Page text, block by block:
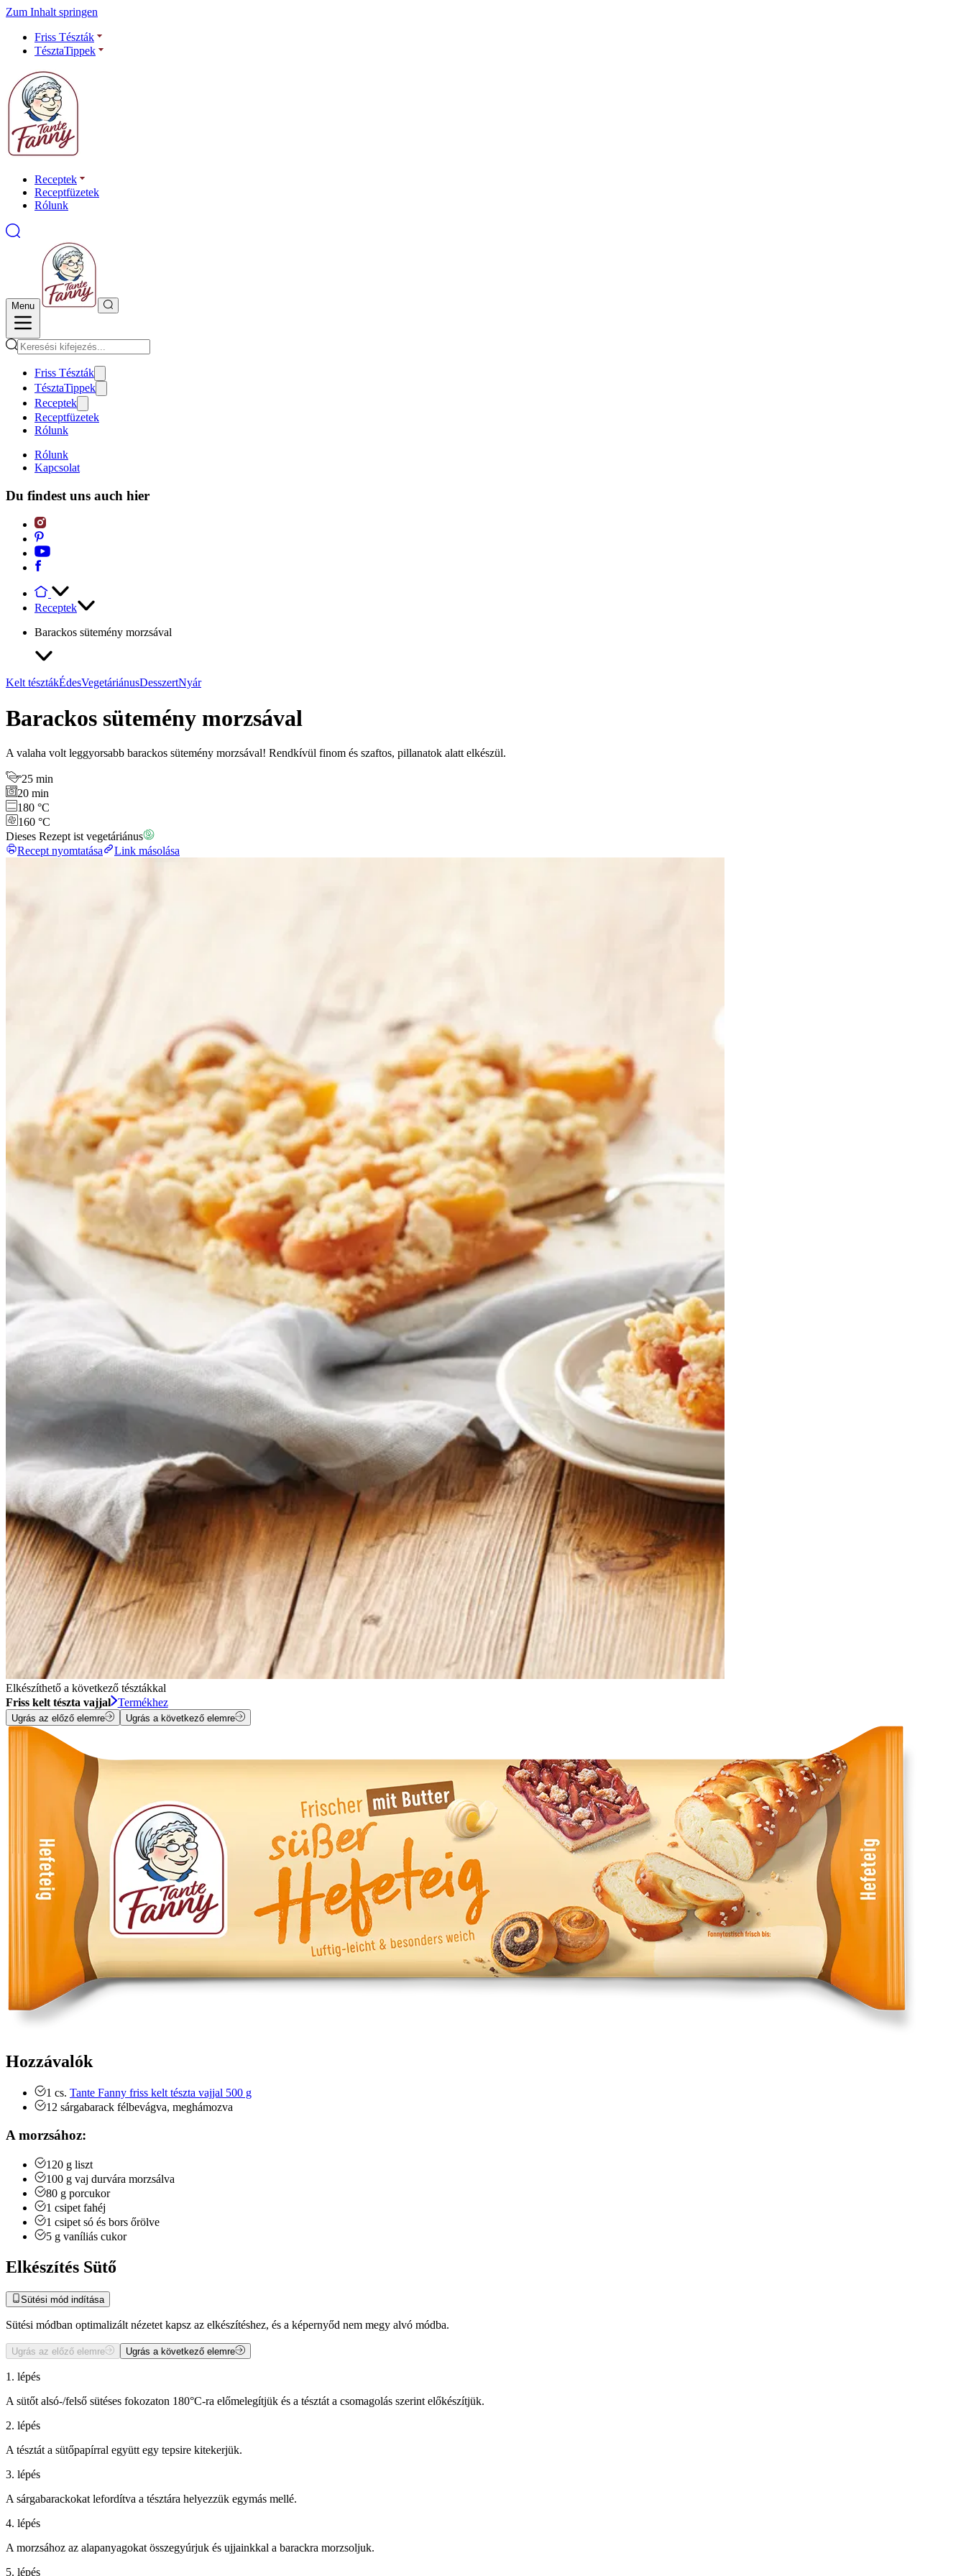
Zum Inhalt springen
Friss Tészták
TésztaTippek
Receptek
Receptfüzetek
Rólunk
Menu
Friss Tészták
TésztaTippek
Receptek
Receptfüzetek
Rólunk
Rólunk
Kapcsolat
Du findest uns auch hier
Receptek
Barackos sütemény morzsával
Kelt tésztákÉdesVegetáriánusDesszertNyár
Barackos sütemény morzsával
A valaha volt leggyorsabb barackos sütemény morzsával! Rendkívül finom és szaftos, pillanatok alatt elkészül.
25 min
20 min
180 °C
160 °C
Dieses Rezept ist vegetáriánus
Recept nyomtatása
Link másolása
Elkészíthető a következő tésztákkal
Friss kelt tészta vajjal Termékhez
Ugrás az előző elemre Ugrás a következő elemre
Hozzávalók
1 cs. Tante Fanny friss kelt tészta vajjal 500 g
12 sárgabarack félbevágva, meghámozva
A morzsához:
120 g liszt
100 g vaj durvára morzsálva
80 g porcukor
1 csipet fahéj
1 csipet só és bors őrölve
5 g vaníliás cukor
Elkészítés Sütő
Sütési mód indítása
Sütési módban optimalizált nézetet kapsz az elkészítéshez, és a képernyőd nem megy alvó módba.
Ugrás az előző elemre Ugrás a következő elemre
1. lépés
A sütőt alsó-/felső sütéses fokozaton 180°C-ra előmelegítjük és a tésztát a csomagolás szerint előkészítjük.
2. lépés
A tésztát a sütőpapírral együtt egy tepsire kitekerjük.
3. lépés
A sárgabarackokat lefordítva a tésztára helyezzük egymás mellé.
4. lépés
A morzsához az alapanyagokat összegyúrjuk és ujjainkkal a barackra morzsoljuk.
5. lépés